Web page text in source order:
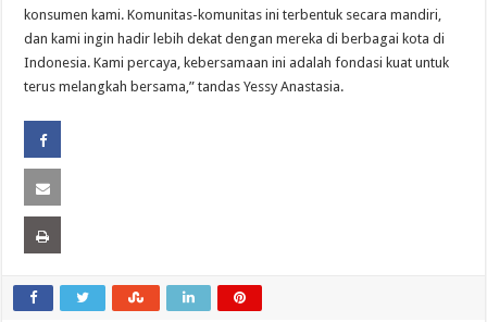
konsumen kami. Komunitas-komunitas ini terbentuk secara mandiri,
dan kami ingin hadir lebih dekat dengan mereka di berbagai kota di
Indonesia. Kami percaya, kebersamaan ini adalah fondasi kuat untuk
terus melangkah bersama,” tandas Yessy Anastasia.